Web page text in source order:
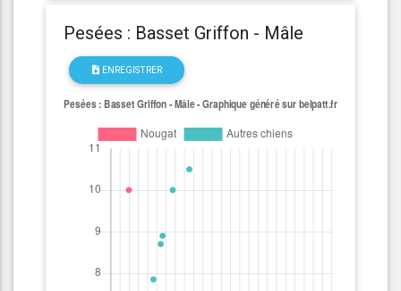
Pesées : Basset Griffon - Mâle
ENREGISTRER